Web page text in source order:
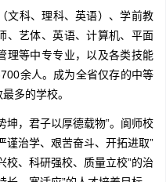
文科、理科、英语）、学前教
、艺体、英语、计算机、平面
理等中专专业，以及各类技能
余人。成为全省仅存的中等
多的学校。
坤，君子以厚德载物”。阆师校
谨治学、艰苦奋斗、开拓进取”
校、科研强校、质量立校”的治